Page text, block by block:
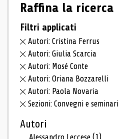
Raffina la ricerca
Filtri applicati
Autori: Cristina Ferrus
Autori: Giulia Scarcia
Autori: Mosé Conte
Autori: Oriana Bozzarelli
Autori: Paola Novaria
Sezioni: Convegni e seminari
Autori
Alessandro Leccese(1)